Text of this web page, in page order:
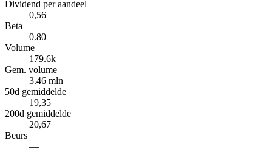
Dividend per aandeel
0,56
Beta
0.80
Volume
179.6k
Gem. volume
3.46 mln
50d gemiddelde
19,35
200d gemiddelde
20,67
Beurs
—